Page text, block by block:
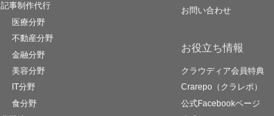
記事制作代行
医療分野
不動産分野
金融分野
美容分野
IT分野
食分野
お問い合わせ
お役立ち情報
クラウディア会員特典
Crarepo（クラレポ）
公式Facebookページ